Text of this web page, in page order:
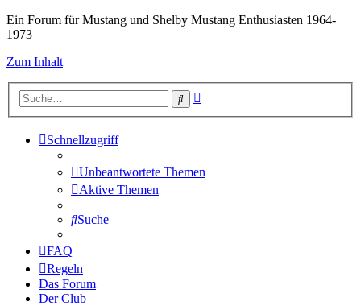
Ein Forum für Mustang und Shelby Mustang Enthusiasten 1964-
1973
Zum Inhalt
Suche
Schnellzugriff
Unbeantwortete Themen
Aktive Themen
Suche
FAQ
Regeln
Das Forum
Der Club